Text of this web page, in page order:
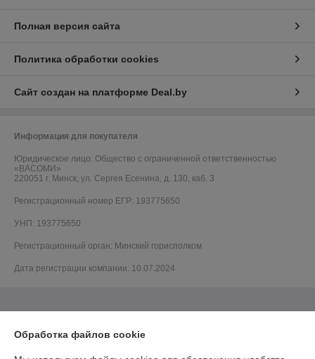
Полная версия сайта
Политика обработки cookies
Сайт создан на платформе Deal.by
Информация для покупателя
Юридическое лицо: Общество с ограниченной ответственностью
«ВАСОМИ»
220051 г. Минск, ул. Сергея Есенина, д. 130, каб. 3
Регистрационный номер ЕГР: 193775650
УНП: 193775650
Регистрационный орган: Минский горисполком
Дата регистрации компании: 10.07.2024
Обработка файлов cookie